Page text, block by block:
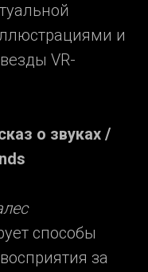
и
VR-
о звуках /
способы
за